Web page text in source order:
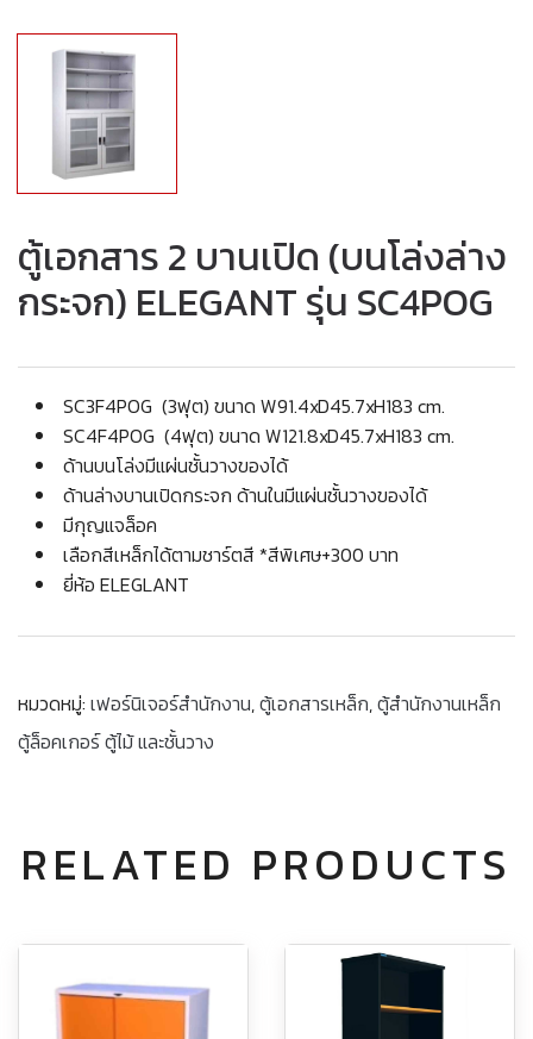
ตู้เอกสาร 2 บานเปิด (บนโล่งล่าง
กระจก) ELEGANT รุ่น SC4POG
SC3F4POG (3ฟุต) ขนาด W91.4xD45.7xH183 cm.
SC4F4POG (4ฟุต) ขนาด W121.8xD45.7xH183 cm.
ด้านบนโล่งมีแผ่นชั้นวางของได้
ด้านล่างบานเปิดกระจก ด้านในมีแผ่นชั้นวางของได้
มีกุญแจล็อค
เลือกสีเหล็กได้ตามชาร์ตสี *สีพิเศษ+300 บาท
ยี่ห้อ ELEGLANT
หมวดหมู่: เฟอร์นิเจอร์สำนักงาน,ตู้เอกสารเหล็ก,ตู้สำนักงานเหล็ก
ตู้ล็อคเกอร์ ตู้ไม้ และชั้นวาง
RELATED PRODUCTS